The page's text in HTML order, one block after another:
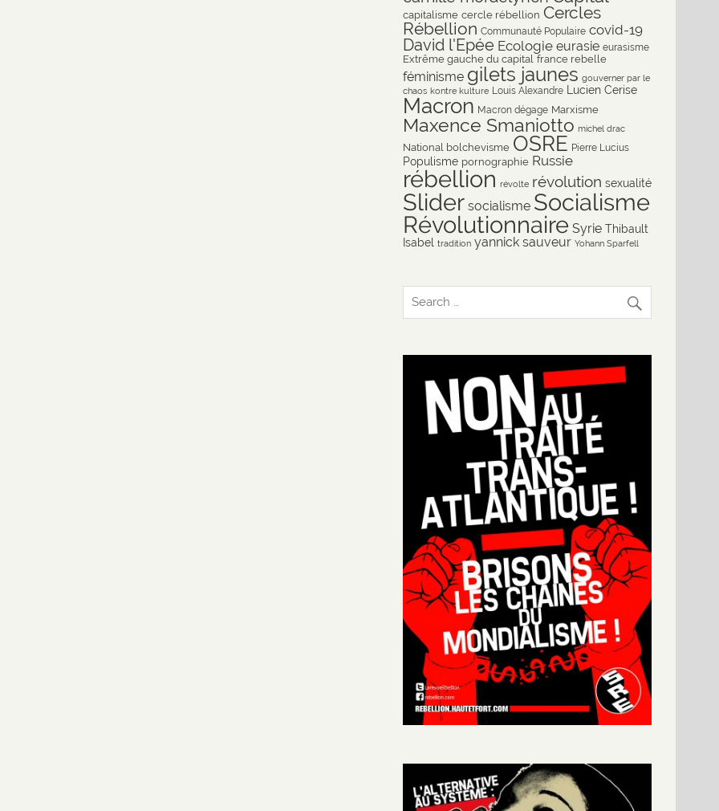
capitalisme cercle rébellion Cercles
Rébellion Communauté Populaire covid-19
David l'Epée Ecologie eurasie eurasisme
Extrême gauche du capital france rebelle
féminisme gilets jaunes gouverner par le
chaos kontre kulture Louis Alexandre Lucien Cerise
Macron Macron dégage Marxisme
Maxence Smaniotto michel drac
National bolchevisme OSRE Pierre Lucius
Populisme pornographie Russie
rébellion révolte révolution sexualité
Slider socialisme Socialisme
Révolutionnaire Syrie Thibault
Isabel tradition yannick sauveur Yohann Sparfell